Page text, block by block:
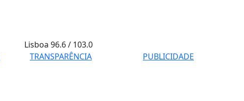
Lisboa96.6 / 103.0
TRANSPARÊNCIA
PUBLICIDADE